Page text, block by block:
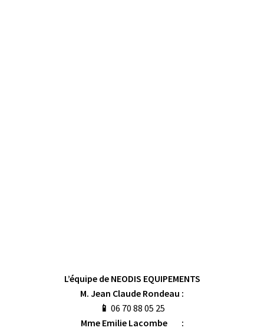
L’équipe de NEODIS EQUIPEMENTS
M. Jean Claude Rondeau :
📱 06 70 88 05 25
Mme Emilie Lacombe :